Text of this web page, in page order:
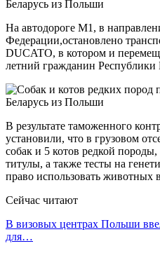
На автодороге М1, в
Федерации,остановлено
DUCATO, в котором и
летний гражданин Республики
В результате таможенного
установили, что в грузовом
собак и 5 котов редкой
титулы, а также тесты на
право использовать животных
Сейчас читают
В визовых центрах Польши
для…